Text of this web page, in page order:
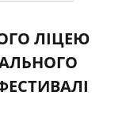
ЛІЦЕЮ